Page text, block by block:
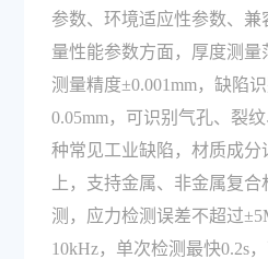
参数、环境适应性参数、兼
量性能参数方面，厚度测量
测量精度±0.001mm，缺陷
0.05mm，可识别气孔、裂
种常见工业缺陷，材质成分
上，支持金属、非金属复
测，应力检测误差不超过
10kHz，单次检测最快0.2s